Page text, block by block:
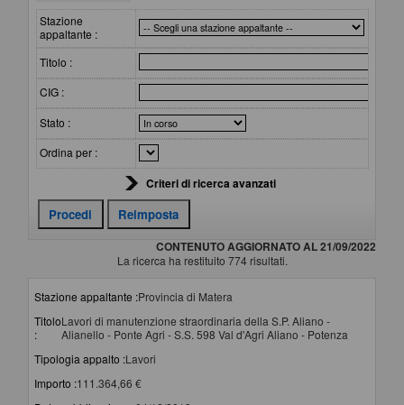
Stazione
appaltante :
Titolo :
CIG :
Stato :
Ordina per :
Criteri di ricerca avanzati
CONTENUTO AGGIORNATO AL 21/09/2022
La ricerca ha restituito 774 risultati.
Stazione appaltante :Provincia di Matera
Titolo
:
Lavori di manutenzione straordinaria della S.P. Aliano -
Alianello - Ponte Agri - S.S. 598 Val d'Agri Aliano - Potenza
Tipologia appalto :Lavori
Importo :111.364,66 €